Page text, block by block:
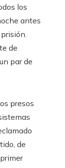
los
antes
de
par de
presos
de